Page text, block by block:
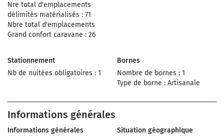
Nre total d'emplacements
délimités matérialisés : 71
Nbre total d'emplacements
Grand confort caravane : 26
Stationnement
Nb de nuitées obligatoires : 1
Bornes
Nombre de bornes : 1
Type de borne : Artisanale
Informations générales
Informations générales
Situation géographique